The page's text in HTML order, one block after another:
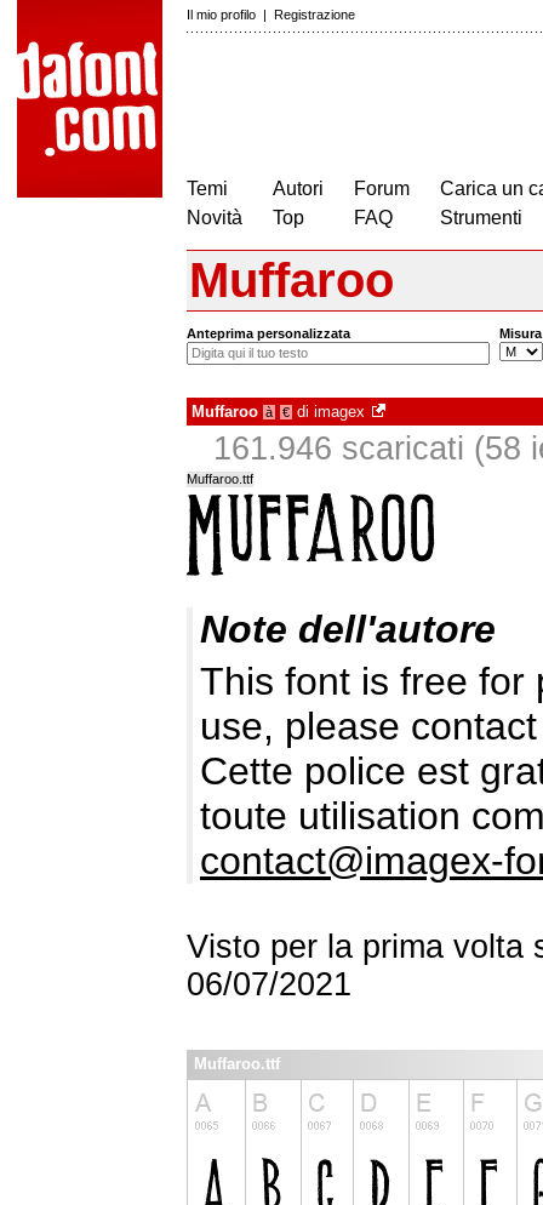
Il mio profilo | Registrazione
Temi
Novità
Autori
Top
Forum
FAQ
Carica un
Strumenti
Muffaroo
Anteprima personalizzata Misura
Muffaroo à € di imagex
161.946 scaricati (58
Muffaroo.ttf
Note dell'autore
This font is free for
use, please
Cette police est
toute utilisation
contact@imagex-
Visto per la prima volta
06/07/2021
Muffaroo.ttf